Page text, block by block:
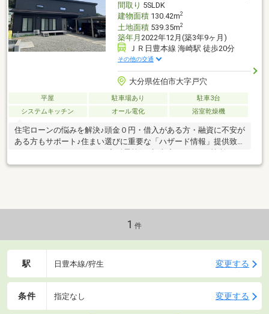
間取り 5SLDK
建物面積130.42m2
土地面積539.35m2
築年月 2022年12月(築3年9ヶ月)
ＪＲ日豊本線 海崎駅 徒歩20分
その他の交通
大分県佐伯市大字戸穴
平屋 駐車場あり
駐車3台
システムキッチン
オール電化 浴室乾燥機
住宅ローンの悩みを解決♪頭金０円・借入がある方・融資に不安が
ある方もサポート♪住まい選びに重要な「ハザード情報」提供致し
世帯向き◇太陽光発電9.6ｋｗ＋蓄電池◇リビング19帖(吹抜け)◇
上の「交渉」に強いスタッフ◇地震や洪水などの気になる災害情
報提供◇住宅ローン内定率94％以上！◇FP・相続鑑定士在籍
1 件
駅 日豊本線/狩生 変更する
条件 指定なし 変更する